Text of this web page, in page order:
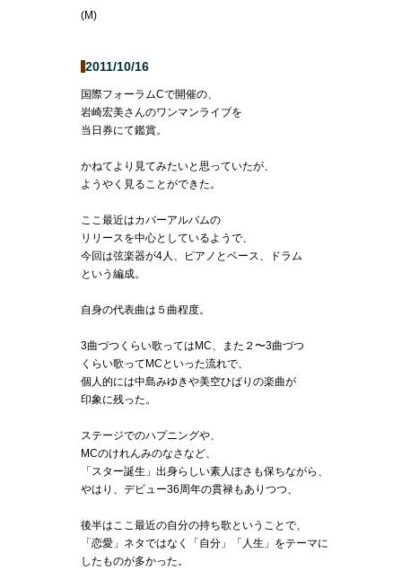
(M)
2011/10/16
国際フォーラムCで開催の、
岩崎宏美さんのワンマンライブを
当日券にて鑑賞。
かねてより見てみたいと思っていたが、
ようやく見ることができた。
ここ最近はカバーアルバムの
リリースを中心としているようで、
今回は弦楽器が4人、ピアノとベース、ドラム
という編成。
自身の代表曲は５曲程度。
3曲づつくらい歌ってはMC、また２〜3曲づつ
くらい歌ってMCといった流れで、
個人的には中島みゆきや美空ひばりの楽曲が
印象に残った。
ステージでのハプニングや、
MCのけれんみのなさなど、
「スター誕生」出身らしい素人ぽさも保ちながら、
やはり、デビュー36周年の貫禄もありつつ、
後半はここ最近の自分の持ち歌ということで、
「恋愛」ネタではなく「自分」「人生」をテーマに
したものが多かった。